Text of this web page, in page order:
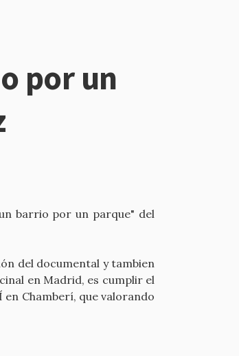
por un
barrio por un parque" del
del documental y tambien
en Madrid, es cumplir el
Chamberí, que valorando